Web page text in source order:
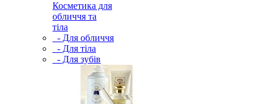
Косметика для
обличчя та
тіла
- Для обличчя
- Для тіла
- Для зубів